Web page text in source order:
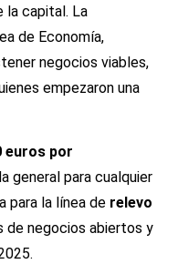
la capital. La
de Economía,
negocios viables,
empezaron una
euros por
general para cualquier
para la línea de relevo
de negocios abiertos y